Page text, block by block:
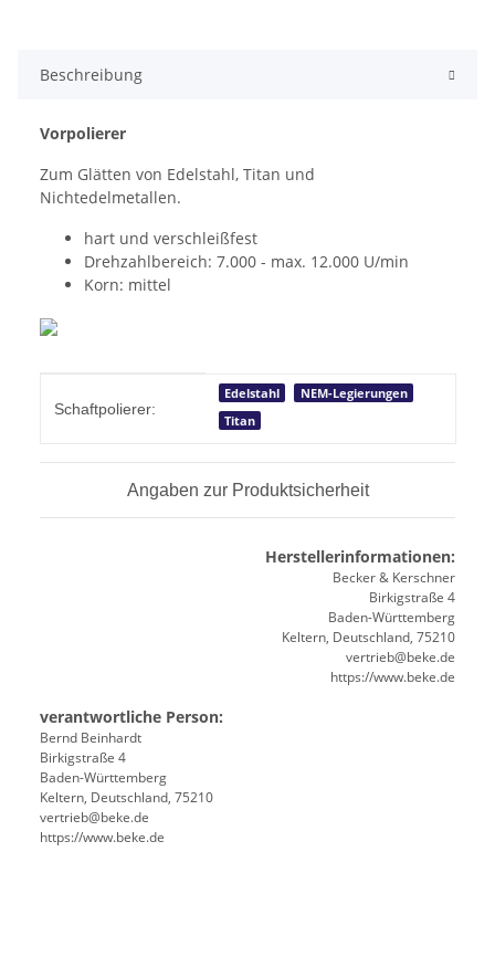
Beschreibung
Vorpolierer
Zum Glätten von Edelstahl, Titan und
Nichtedelmetallen.
hart und verschleißfest
Drehzahlbereich: 7.000 - max. 12.000 U/min
Korn: mittel
Schaftpolierer:
Edelstahl
NEM-Legierungen
Titan
Angaben zur Produktsicherheit
Herstellerinformationen:
Becker & Kerschner
Birkigstraße 4
Baden-Württemberg
Keltern, Deutschland, 75210
vertrieb@beke.de
https://www.beke.de
verantwortliche Person:
Bernd Beinhardt
Birkigstraße 4
Baden-Württemberg
Keltern, Deutschland, 75210
vertrieb@beke.de
https://www.beke.de